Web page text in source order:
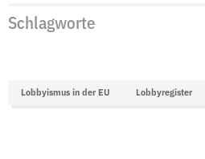
Schlagworte
Lobbyismus in der EU Lobbyregister